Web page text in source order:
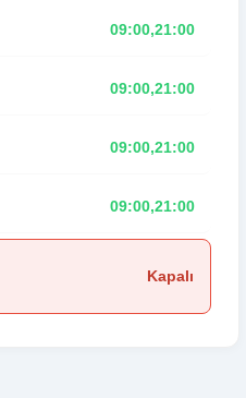
09:00,21:00
09:00,21:00
09:00,21:00
09:00,21:00
Kapalı